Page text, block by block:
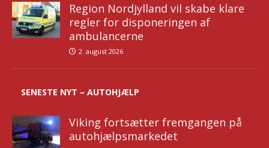
Region Nordjylland vil skabe klare
regler for disponeringen af
ambulancerne
2. august 2026
SENESTE NYT – AUTOHJÆLP
Viking fortsætter fremgangen på
autohjælpsmarkedet